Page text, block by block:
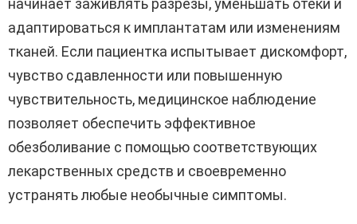
адаптироваться к имплантатам или изменениям
тканей. Если пациентка испытывает дискомфорт,
чувство сдавленности или повышенную
чувствительность, медицинское наблюдение
позволяет обеспечить эффективное
обезболивание с помощью соответствующих
лекарственных средств и своевременно
устранять любые необычные симптомы.